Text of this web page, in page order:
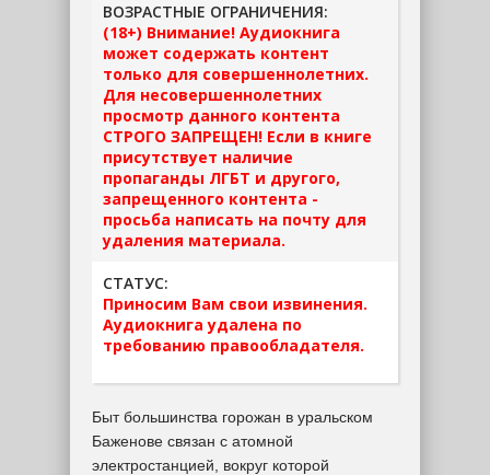
ВОЗРАСТНЫЕ ОГРАНИЧЕНИЯ:
(18+) Внимание! Аудиокнига
может содержать контент
только для совершеннолетних.
Для несовершеннолетних
просмотр данного контента
СТРОГО ЗАПРЕЩЕН! Если в книге
присутствует наличие
пропаганды ЛГБТ и другого,
запрещенного контента -
просьба написать на почту для
удаления материала.
СТАТУС:
Приносим Вам свои извинения.
Аудиокнига удалена по
требованию правообладателя.
Быт большинства горожан в уральском
Баженове связан с атомной
электростанцией, вокруг которой